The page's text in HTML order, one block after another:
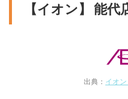
【イオン】 能代
出典： イオ